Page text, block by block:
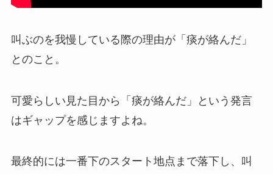
叫ぶのを我慢している際の理由が「痰が絡んだ」
とのこと。
可愛らしい見た目から「痰が絡んだ」という発言
はギャップを感じますよね。
最終的には一番下のスタート地点まで落下し、叫